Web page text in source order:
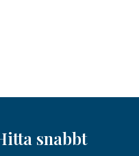
snabbt